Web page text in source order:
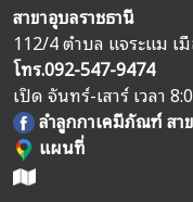
สาขาอุบลราชธานี
112/4 ตำบล แจระแม เ
โทร.092-547-9474
เปิด จันทร์-เสาร์ เวลา
ลำลูกกาเคมีภัณฑ์ สา
แผนที่